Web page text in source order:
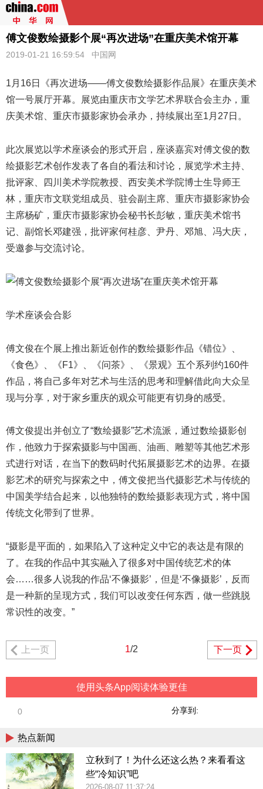
傅文俊数绘摄影个展“再次进场”在重庆美术馆开幕
2019-01-21 16:59:54 中国网
1月16日《再次进场——傅文俊数绘摄影作品展》在重庆美术
馆一号展厅开幕。展览由重庆市文学艺术界联合会主办，重
庆美术馆、重庆市摄影家协会承办，持续展出至1月27日。
此次展览以学术座谈会的形式开启，座谈嘉宾对傅文俊的数
绘摄影艺术创作发表了各自的看法和讨论，展览学术主持、
批评家、四川美术学院教授、西安美术学院博士生导师王
林，重庆市文联党组成员、驻会副主席、重庆市摄影家协会
主席杨矿，重庆市摄影家协会秘书长彭敏，重庆美术馆书
记、副馆长邓建强，批评家何桂彦、尹丹、邓旭、冯大庆，
受邀参与交流讨论。
学术座谈会合影
傅文俊在个展上推出新近创作的数绘摄影作品《错位》、
《食色》、《F1》、《问茶》、《景观》五个系列约160件
作品，将自己多年对艺术与生活的思考和理解借此向大众呈
现与分享，对于家乡重庆的观众可能更有切身的感受。
傅文俊提出并创立了“数绘摄影”艺术流派，通过数绘摄影创
作，他致力于探索摄影与中国画、油画、雕塑等其他艺术形
式进行对话，在当下的数码时代拓展摄影艺术的边界。在摄
影艺术的研究与探索之中，傅文俊把当代摄影艺术与传统的
中国美学结合起来，以他独特的数绘摄影表现方式，将中国
传统文化带到了世界。
“摄影是平面的，如果陷入了这种定义中它的表达是有限的
了。在我的作品中其实融入了很多对中国传统艺术的体
会……很多人说我的作品‘不像摄影’，但是‘不像摄影’，反而
是一种新的呈现方式，我们可以改变任何东西，做一些跳脱
常识性的改变。”
上一页 1/2 下一页
使用头条App阅读体验更佳
分享到:
0
热点新闻
立秋到了！为什么还这么热？来看看这
些“冷知识”吧
2026-08-07 11:37:24